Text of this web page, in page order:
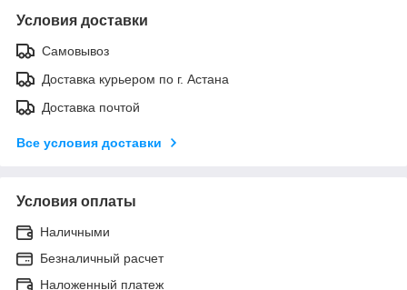
Условия доставки
Самовывоз
Доставка курьером по г. Астана
Доставка почтой
Все условия доставки
Условия оплаты
Наличными
Безналичный расчет
Наложенный платеж